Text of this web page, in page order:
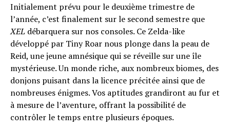
Initialement prévu pour le deuxième trimestre de
l’année, c’est finalement sur le second semestre que
XEL débarquera sur nos consoles. Ce Zelda-like
développé par Tiny Roar nous plonge dans la peau de
Reid, une jeune amnésique qui se réveille sur une île
mystérieuse. Un monde riche, aux nombreux biomes, des
donjons puisant dans la licence précitée ainsi que de
nombreuses énigmes. Vos aptitudes grandiront au fur et
à mesure de l’aventure, offrant la possibilité de
contrôler le temps entre plusieurs époques.